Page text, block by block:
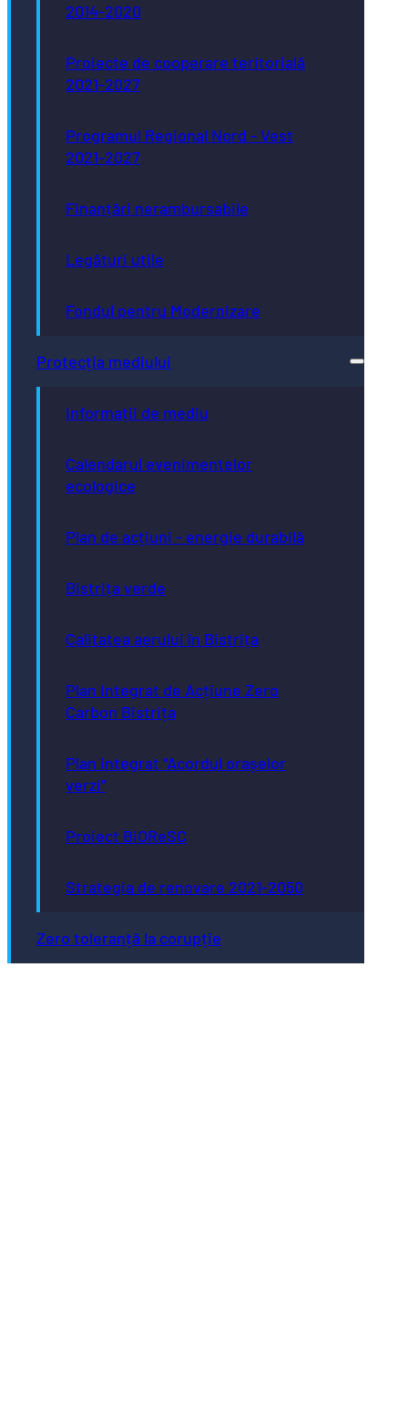
2014-2020
Proiecte de cooperare teritorială
2021-2027
Programul Regional Nord - Vest
2021-2027
Finanțări nerambursabile
Legături utile
Fondul pentru Modernizare
Protecția mediului
Informații de mediu
Calendarul evenimentelor
ecologice
Plan de acțiuni - energie durabilă
Bistrița verde
Calitatea aerului în Bistrița
Plan Integrat de Acțiune Zero
Carbon Bistrița
Plan integrat “Acordul orașelor
verzi”
Proiect BiOReSC
Strategia de renovare 2021-2050
Zero toleranță la corupție